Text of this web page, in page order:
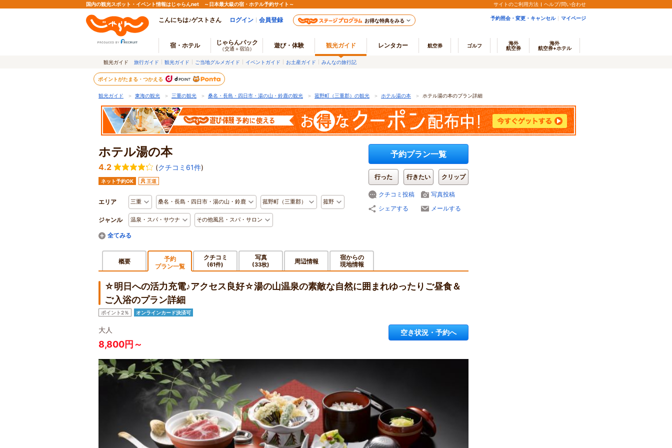
国内の観光スポット・イベント情報はじゃらんnet ～日本最大級の宿・ホテル予約サイト～ サイトのご利用方法 ヘルプ/問い合わせ
こんにちは♪ゲストさん ログイン 会員登録 お得な特典をみる 予約照会・変更・キャンセル マイページ
宿・ホテル じゃらんパック
（交通＋宿泊） 遊び・体験 観光ガイド レンタカー 航空券 ゴルフ
海外
航空券
海外
航空券+ホテル
観光ガイド 旅行ガイド 観光ガイド ご当地グルメガイド イベントガイド お土産ガイド みんなの旅行記
ポイントがたまる・つかえる
観光ガイド ＞ 東海の観光 ＞ 三重の観光 ＞ 桑名・長島・四日市・湯の山・鈴鹿の観光 ＞ 菰野町（三重郡）の観光 ＞ ホテル湯の本 ＞ ホテル湯の本のプラン詳細
ホテル湯の本
4.2 (クチコミ61件)
ネット予約OK 王道
エリア 三重 桑名・長島・四日市・湯の山・鈴鹿 菰野町（三重郡） 菰野
ジャンル 温泉・スパ・サウナ その他風呂・スパ・サロン
予約プラン一覧
行った 行きたい クリップ
クチコミ投稿
写真投稿
シェアする
メールする
概要
予約
プラン一覧
クチコミ
(61件)
写真
(33枚) 周辺情報
宿からの
現地情報
☆明日への活力充電♪アクセス良好☆湯の山温泉の素敵な自然に囲まれゆったりご昼食＆
ご入浴のプラン詳細
ポイント2％ オンラインカード決済可
大人
8,800円～
空き状況・予約へ